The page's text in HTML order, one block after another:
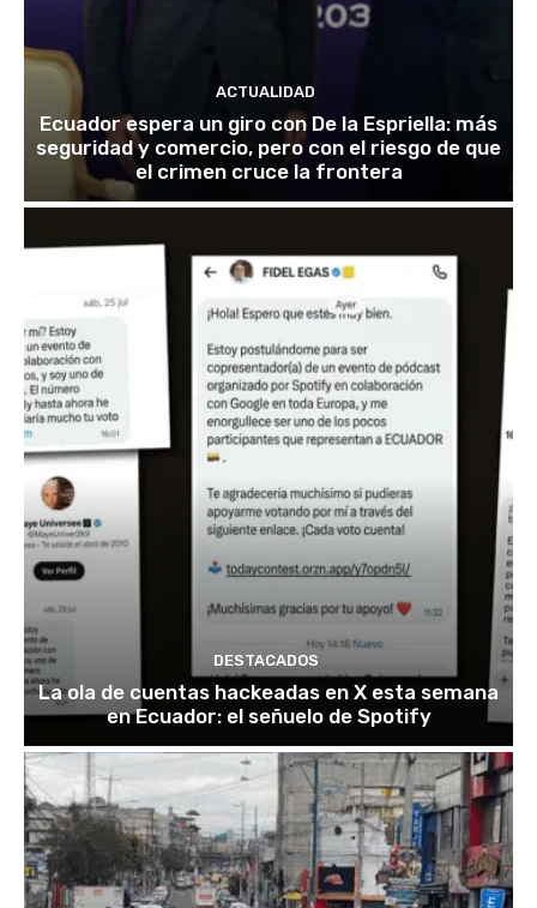
ACTUALIDAD
Ecuador espera un giro con De la Espriella: más
seguridad y comercio, pero con el riesgo de que
el crimen cruce la frontera
DESTACADOS
La ola de cuentas hackeadas en X esta semana
en Ecuador: el señuelo de Spotify